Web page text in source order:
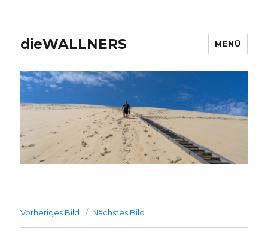
dieWALLNERS MENÜ
Vorheriges Bild Nächstes Bild